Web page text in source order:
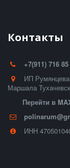
Контакты
+7(911) 716
ИП
Маршала
Перейти в
ИНН